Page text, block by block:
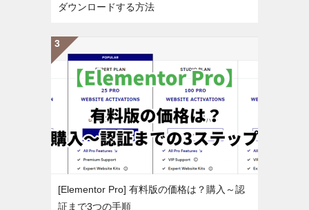
ダウンロードする方法
[Elementor Pro] 有料版の価格は？購入～認
証まで3つの手順